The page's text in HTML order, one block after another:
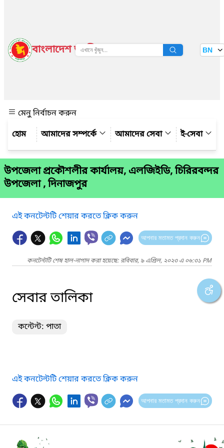
বাংলাদেশ জাতীয় তথ্য বাতায়ন BN
মেনু নির্বাচন করুন
আমাদের সম্পর্কে
আমাদের সেবা ই-সেবা
উপজেলা প্রকৌশলীর কার্যালয়, এলজিইডি, চিরিরবন্দর
উপজেলা , দিনাজপুর
এই কনটেন্টটি শেয়ার করতে ক্লিক করুন
আপনার মতামত প্রদান করুন
কনটেন্টটি শেষ হাল-নাগাদ করা হয়েছে: রবিবার, ৯ এপ্রিল, ২০২৩ এ ০৬:৩১ PM
সেবার তালিকা
কন্টেন্ট: পাতা
এই কনটেন্টটি শেয়ার করতে ক্লিক করুন
আপনার মতামত প্রদান করুন